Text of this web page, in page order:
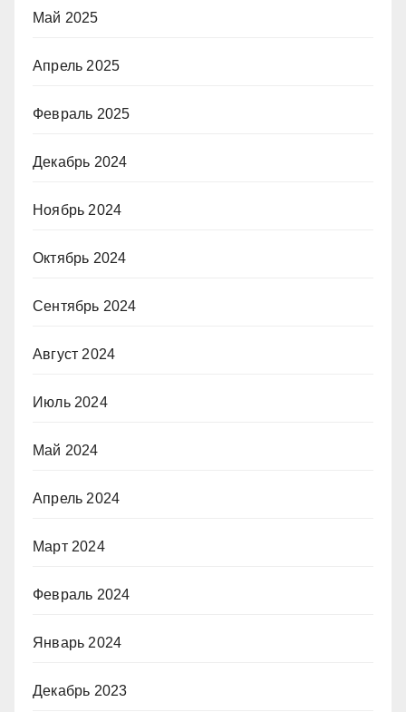
Май 2025
Апрель 2025
Февраль 2025
Декабрь 2024
Ноябрь 2024
Октябрь 2024
Сентябрь 2024
Август 2024
Июль 2024
Май 2024
Апрель 2024
Март 2024
Февраль 2024
Январь 2024
Декабрь 2023